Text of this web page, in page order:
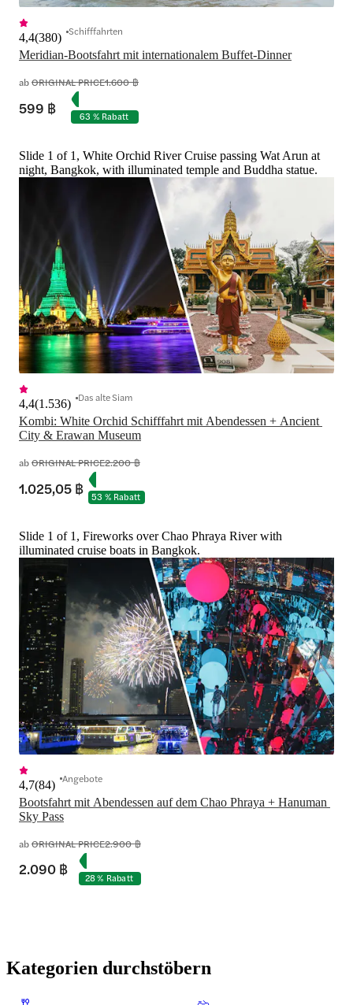
Meridian-Bootsfahrt mit internationalem Buffet-Dinner
4,4(380) Schifffahrten
abORIGINAL PRICE1.600 ฿
599 ฿ 63 % Rabatt
Slide 1 of 1, White Orchid River Cruise passing Wat Arun at
night, Bangkok, with illuminated temple and Buddha statue.
Kombi: White Orchid Schifffahrt mit Abendessen + Ancient
City & Erawan Museum
4,4(1.536) Das alte Siam
abORIGINAL PRICE2.200 ฿
1.025,05 ฿ 53 % Rabatt
Slide 1 of 1, Fireworks over Chao Phraya River with
illuminated cruise boats in Bangkok.
Bootsfahrt mit Abendessen auf dem Chao Phraya + Hanuman
Sky Pass
4,7(84) Angebote
abORIGINAL PRICE2.900 ฿
2.090 ฿ 28 % Rabatt
Kategorien durchstöbern